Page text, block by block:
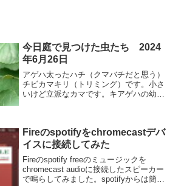
今日庭で見つけた虫たち 2024
年6月26日
アゲハ太ったハチ（クマバチだと思う）
チビカマキリ（トリミング）です。小さ
いけど立派なカマです。キアゲハの幼虫
Fireのspotifyをchromecastデバ
イスに接続してみた
Fireのspotify freeのミュージックを
chromecast audioに接続したスピーカー
で鳴らしてみました。spotifyからは簡単